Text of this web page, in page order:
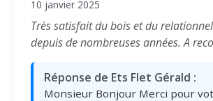
10 janvier 2025
Très satisfait du bois et du
depuis de nombreuses années. A
Réponse de Ets Flet Gérald :
Monsieur Bonjour Merci pour